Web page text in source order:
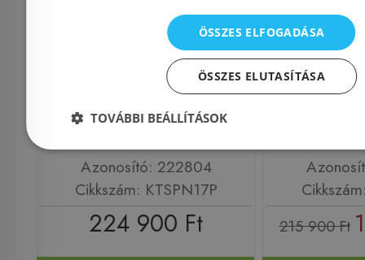
Deante Kerria Plus
NERO tolós zuhanyajtó
170 cm, matt fekete
KTSPN18P
Azonosító: 222804
Cikkszám: KTSPN17P
224 900 Ft
Deante
króm
215 900 Ft
ÖSSZES ELFOGADÁSA
ÖSSZES ELUTASÍTÁSA
TOVÁBBI BEÁLLÍTÁSOK